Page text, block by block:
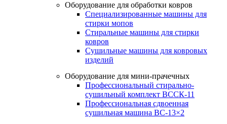
Оборудование для обработки ковров
Специализированные машины для
стирки мопов
Стиральные машины для стирки
ковров
Сушильные машины для ковровых
изделий
Оборудование для мини-прачечных
Профессиональный стирально-
сушильный комплект ВССК-11
Профессиональная сдвоенная
сушильная машина ВС-13×2